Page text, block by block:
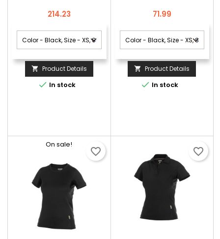
Price
214.23
 Product Details
 In stock
Price
71.99
 Product Details
 In stock
On sale!
favorite_border favorite_border